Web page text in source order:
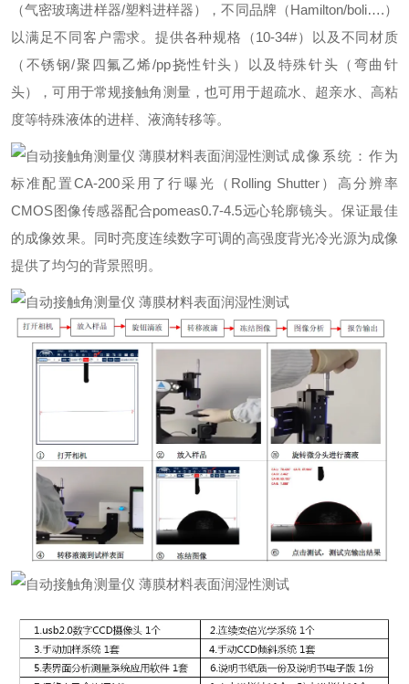
（气密玻璃进样器/塑料进样器），不同品牌（Hamilton/boli….）
以满足不同客户需求。提供各种规格（10-34#）以及不同材质
（不锈钢/聚四氟乙烯/pp挠性针头）以及特殊针头（弯曲针
头），可用于常规接触角测量，也可用于超疏水、超亲水、高粘
度等特殊液体的进样、液滴转移等。
成像系统：作为
标准配置CA-200采用了行曝光（Rolling Shutter）高分辨率
CMOS图像传感器配合pomeas0.7-4.5远心轮廓镜头。保证最佳
的成像效果。同时亮度连续数字可调的高强度背光冷光源为成像
提供了均匀的背景照明。